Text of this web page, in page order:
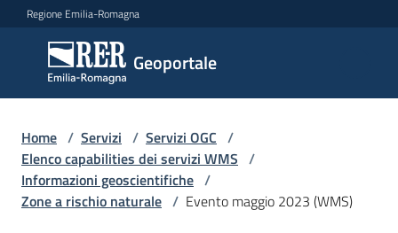
Vai al contenuto
Vai alla navigazione
Vai al footer
Regione Emilia-Romagna
Geoportale
Geoportale
Catalogo
dati,
servizi
e
Home / Servizi / Servizi OGC /
Elenco capabilities dei servizi WMS /
Informazioni geoscientifiche /
Zone a rischio naturale / Evento maggio 2023 (WMS)